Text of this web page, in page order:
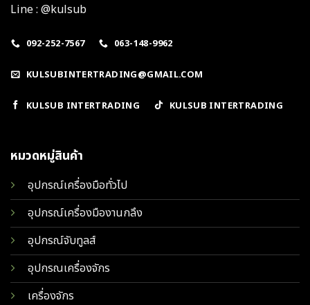
Line : @kulsub
092-252-7567 063-148-9962
KULSUBINTERTRADING@GMAIL.COM
KULSUB INTERTRADING KULSUB INTERTRADING
หมวดหมู่สินค้า
อุปกรณ์เครื่องมือทั่วไป
อุปกรณ์เครื่องมืองานกลึง
อุปกรณ์จับทูลส์
อุปกรณเครื่องจักร
เครื่องจักร